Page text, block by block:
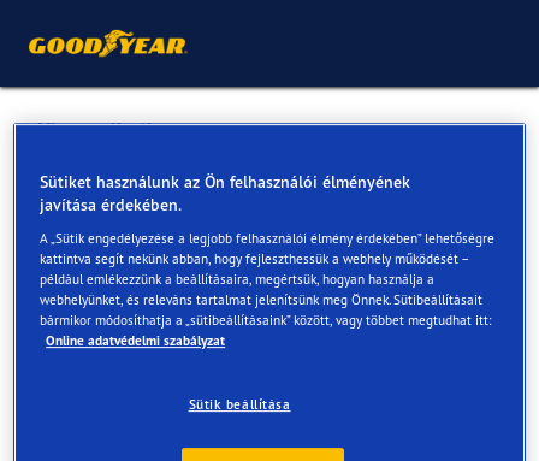
Vissza a listához
INICIÁL AUTOHÁZ KFT.
Online és az üzletekben elérhető szolgáltatások
Elérhetőségek Szolgáltatások
Sütiket használunk az Ön felhasználói élményének
javítása érdekében.
A „Sütik engedélyezése a legjobb felhasználói élmény érdekében” lehetőségre
kattintva segít nekünk abban, hogy fejleszthessük a webhely működését –
például emlékezzünk a beállításaira, megértsük, hogyan használja a
webhelyünket, és releváns tartalmat jelenítsünk meg Önnek. Sütibeállításait
bármikor módosíthatja a „sütibeállításaink” között, vagy többet megtudhat itt:
Online adatvédelmi szabályzat
Sütik beállítása